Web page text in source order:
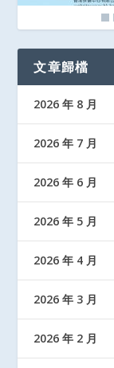
文章歸檔
2026 年 8 月
2026 年 7 月
2026 年 6 月
2026 年 5 月
2026 年 4 月
2026 年 3 月
2026 年 2 月